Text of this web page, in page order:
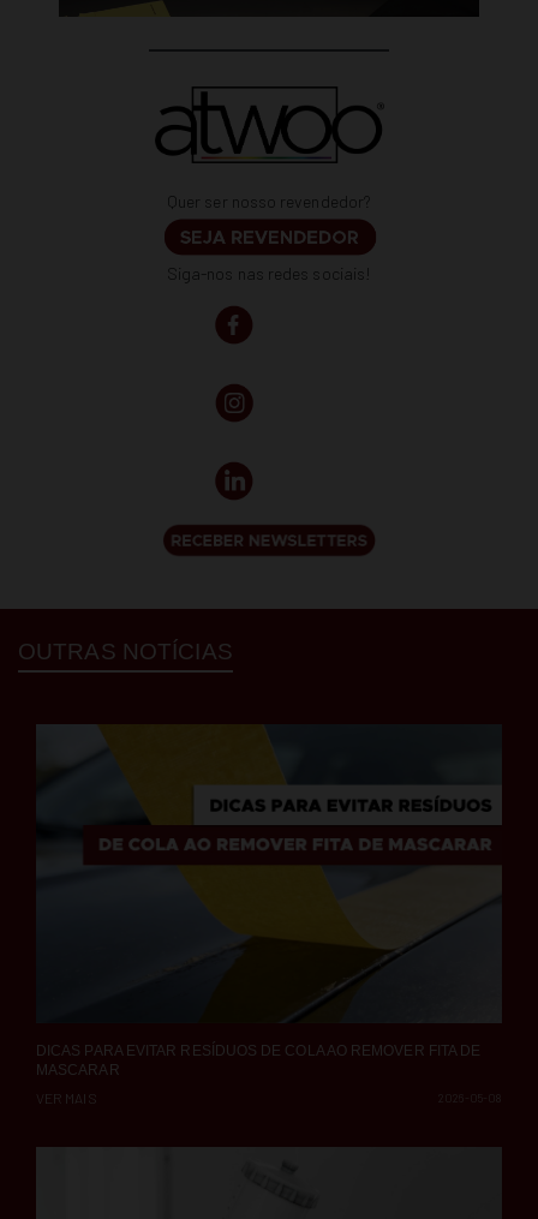
Quer ser nosso revendedor?
Siga-nos nas redes sociais!
OUTRAS NOTÍCIAS
DICAS PARA EVITAR RESÍDUOS DE COLA AO REMOVER FITA DE
MASCARAR
2026-05-08
VER MAIS